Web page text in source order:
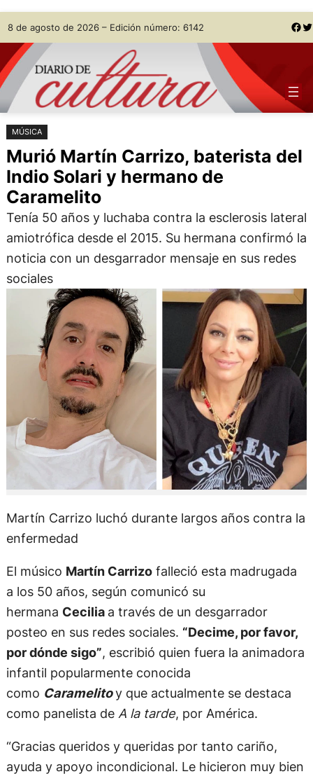
Saltar
al
contenido
Skip
to
content
8 de agosto de 2026 – Edición número: 6142 Facebook Twitter
MÚSICA
Murió Martín Carrizo, baterista del
Indio Solari y hermano de
Caramelito
Tenía 50 años y luchaba contra la esclerosis lateral
amiotrófica desde el 2015. Su hermana confirmó la
noticia con un desgarrador mensaje en sus redes
sociales
Martín Carrizo luchó durante largos años contra la
enfermedad
El músico Martín Carrizofalleció esta madrugada
a los 50 años, según comunicó su
hermana Cecilia a través de un desgarrador
posteo en sus redes sociales. “Decime, por favor,
por dónde sigo”, escribió quien fuera la animadora
infantil popularmente conocida
como Caramelitoy que actualmente se destaca
como panelista de A la tarde, por América.
“Gracias queridos y queridas por tanto cariño,
ayuda y apoyo incondicional. Le hicieron muy bien